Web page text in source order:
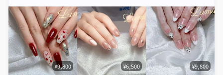
¥9,800 ¥6,500 ¥9,800